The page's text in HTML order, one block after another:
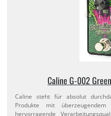
Caline G-​002
Caline steht für absolut
Produkte mit überzeugendem
hervorragende